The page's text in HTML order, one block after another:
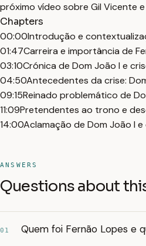
próximo vídeo sobre Gil Vicente e
Chapters
00:00Introdução e
01:47Carreira e importância de
03:10Crónica de Dom João I e
04:50Antecedentes da crise:
09:15Reinado problemático de
11:09Pretendentes ao trono e
14:00Aclamação de Dom João I
ANSWERS
Questions about
01 Quem foi Fernão Lopes e